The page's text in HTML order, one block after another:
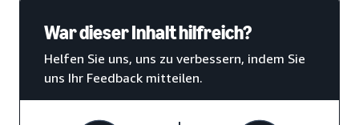
War dieser Inhalt hilfreich?
Helfen Sie uns, uns zu verbessern, indem Sie
uns Ihr Feedback mitteilen.